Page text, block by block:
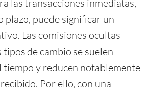
las transacciones inmediatas,
plazo, puede significar un
Las comisiones ocultas
tipos de cambio se suelen
tiempo y reducen notablemente
Por ello, con una